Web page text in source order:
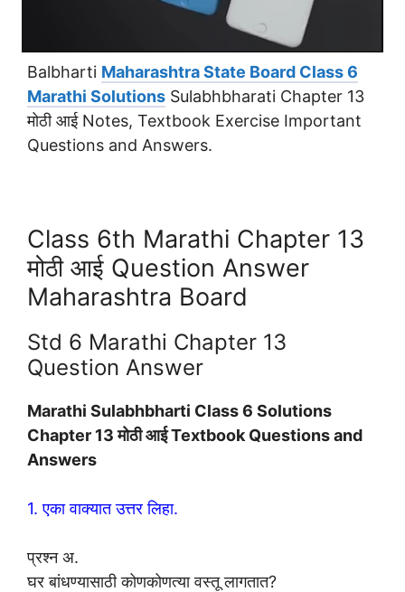
Balbharti Maharashtra State Board Class 6
Marathi Solutions Sulabhbharati Chapter 13
मोठी आई Notes, Textbook Exercise Important
Questions and Answers.
Class 6th Marathi Chapter 13
मोठी आई Question Answer
Maharashtra Board
Std 6 Marathi Chapter 13
Question Answer
Marathi Sulabhbharti Class 6 Solutions
Chapter 13 मोठी आई Textbook Questions and
Answers
1. एका वाक्यात उत्तर लिहा.
प्रश्न अ.
घर बांधण्यासाठी कोणकोणत्या वस्तू लागतात?